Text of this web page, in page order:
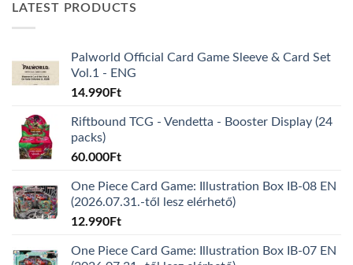
LATEST PRODUCTS
Palworld Official Card Game Sleeve & Card Set
Vol.1 - ENG
14.990Ft
Riftbound TCG - Vendetta - Booster Display (24
packs)
60.000Ft
One Piece Card Game: Illustration Box IB-08 EN
(2026.07.31.-től lesz elérhető)
12.990Ft
One Piece Card Game: Illustration Box IB-07 EN